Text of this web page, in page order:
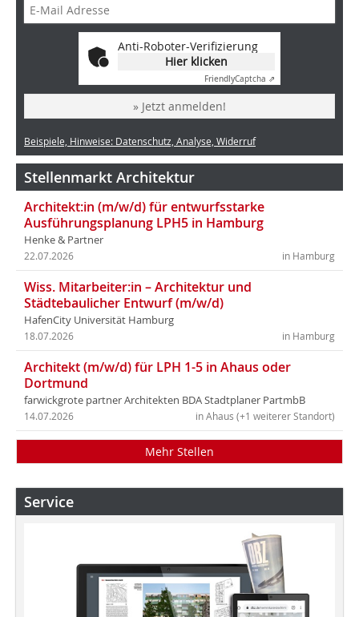
Anti-Roboter-Verifizierung
Hier klicken
FriendlyCaptcha ⇗
» Jetzt anmelden!
Beispiele, Hinweise: Datenschutz, Analyse, Widerruf
Stellenmarkt Architektur
Architekt:in (m/w/d) für entwurfsstarke
Ausführungsplanung LPH5 in Hamburg
Henke & Partner
in Hamburg
22.07.2026
Wiss. Mitarbeiter:in – Architektur und
Städtebaulicher Entwurf (m/w/d)
HafenCity Universität Hamburg
in Hamburg
18.07.2026
Architekt (m/w/d) für LPH 1-5 in Ahaus oder
Dortmund
farwickgrote partner Architekten BDA Stadtplaner PartmbB
in Ahaus (+1 weiterer Standort)
14.07.2026
Mehr Stellen
Service